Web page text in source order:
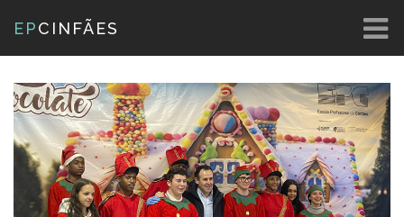
EPCINFÃES